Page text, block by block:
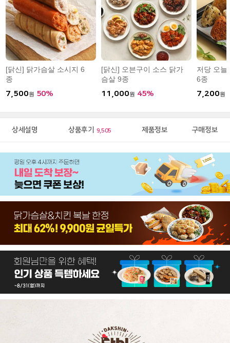
[닭신] 닭가슴살 소시지 6
종
7,500원 50%
[닭신] 오븐구이 소스 닭가
슴살 9종
11,000원 45%
저당 오늘
6종
7,200원
상세설명 상품후기 9,505 제품정보 구매정보